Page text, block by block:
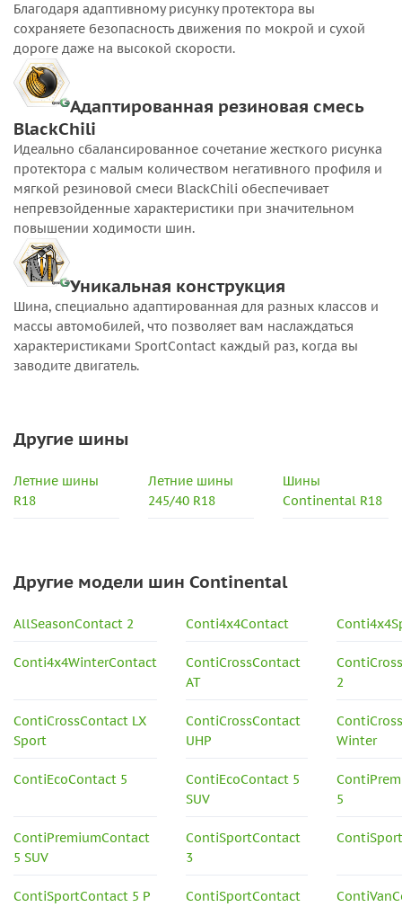
Благодаря адаптивному рисунку протектора вы
сохраняете безопасность движения по мокрой и сухой
дороге даже на высокой скорости.
Адаптированная резиновая смесь
BlackChili
Идеально сбалансированное сочетание жесткого рисунка
протектора с малым количеством негативного профиля и
мягкой резиновой смеси BlackChili обеспечивает
непревзойденные характеристики при значительном
повышении ходимости шин.
Уникальная конструкция
Шина, специально адаптированная для разных классов и
массы автомобилей, что позволяет вам наслаждаться
характеристиками SportContact каждый раз, когда вы
заводите двигатель.
Другие шины
Летние шины
R18
Летние шины
245/40 R18
Шины
Continental R18
Другие модели шин Continental
AllSeasonContact 2 Conti4x4Contact
Conti4x4WinterContact
ContiCrossContact
AT
2
ContiCrossContact LX
Sport
ContiCrossContact
UHP
Winter
ContiEcoContact 5
ContiEcoContact 5
SUV
5
ContiPremiumContact
5 SUV
ContiSportContact
3
ContiSportContact 5 P
ContiSportContact